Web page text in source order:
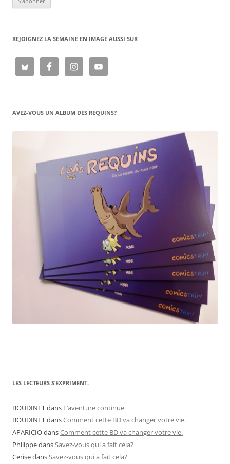
REJOIGNEZ LA SEMAINE EN IMAGE AUSSI SUR
AVEZ-VOUS UN ALBUM DES REQUINS?
LES LECTEURS S’EXPRIMENT.
BOUDINETdans L’aventure continue
BOUDINETdansComment cette BD va changer votre vie.
APARICIOdansComment cette BD va changer votre vie.
PhilippedansSavez-vous qui a fait cela?
CerisedansSavez-vous qui a fait cela?